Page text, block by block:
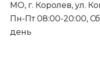
МО, г. Королев, ул.
Пн-Пт 08:00-20:00,
день